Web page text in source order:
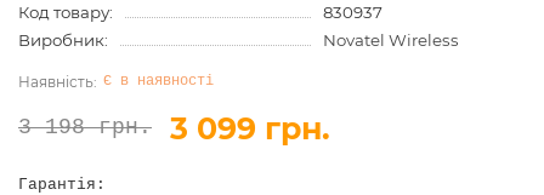
Код товару:
830937
Виробник:
Novatel Wireless
Є в наявності
3 198 грн. 3 099 грн.
Гарантія: